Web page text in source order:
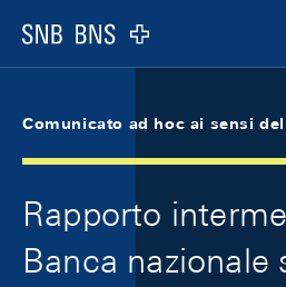
Logo
Comunicato ad hoc ai sensi
Rapporto
Banca nazionale